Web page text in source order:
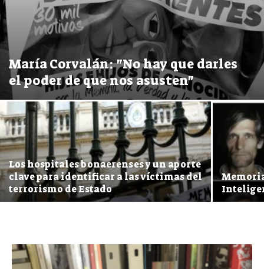
María Corvalán: "No hay que darles
el poder de que nos asusten"
Los hospitales bonaerenses y un aporte
clave para identificar a las víctimas del
terrorismo de Estado